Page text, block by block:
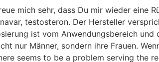
mich sehr, dass Du mir wieder eine
testosteron. Der Hersteller
ist vom Anwendungsbereich
nur Männer, sondern ihre Frauen.
seems to be a problem serving the